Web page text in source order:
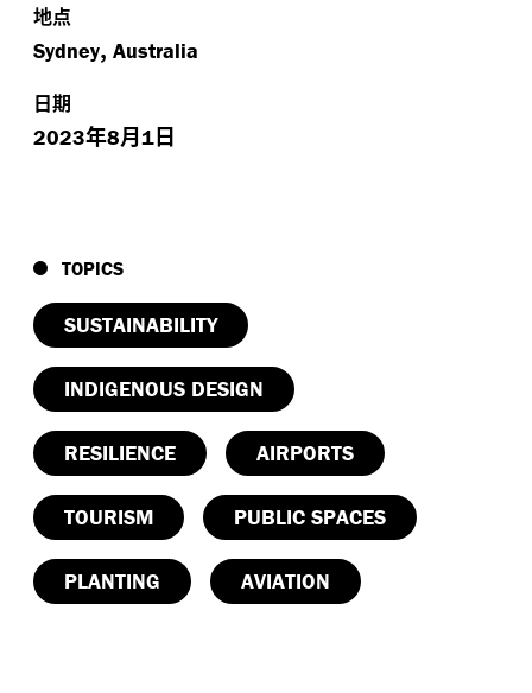
地点
Sydney, Australia
日期
2023年8月1日
TOPICS
SUSTAINABILITY
INDIGENOUS DESIGN
RESILIENCE AIRPORTS
TOURISM PUBLIC SPACES
PLANTING AVIATION